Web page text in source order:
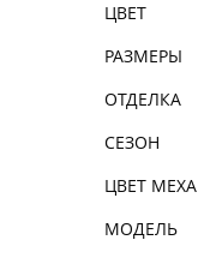
ЦВЕТ
РАЗМЕРЫ
ОТДЕЛКА
СЕЗОН
ЦВЕТ МЕХА
МОДЕЛЬ